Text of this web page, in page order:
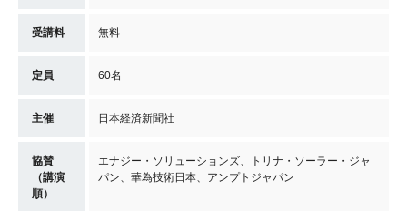
受講料 無料
定員 60名
主催 日本経済新聞社
協賛
（講演
順）
エナジー・ソリューションズ、トリナ・ソーラー・ジャ
パン、華為技術日本、アンプトジャパン